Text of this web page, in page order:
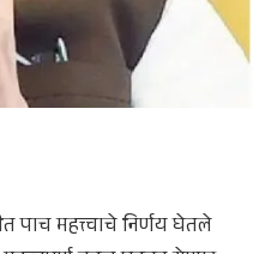
पाच महत्त्वाचे निर्णय घेतले